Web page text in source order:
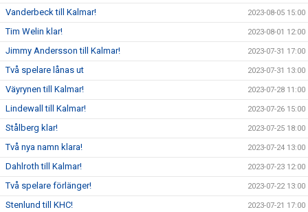
Vanderbeck till Kalmar! 2023-08-05 15:00
Tim Welin klar! 2023-08-01 12:00
Jimmy Andersson till Kalmar! 2023-07-31 17:00
Två spelare lånas ut 2023-07-31 13:00
Väyrynen till Kalmar! 2023-07-28 11:00
Lindewall till Kalmar! 2023-07-26 15:00
Stålberg klar! 2023-07-25 18:00
Två nya namn klara! 2023-07-24 13:00
Dahlroth till Kalmar! 2023-07-23 12:00
Två spelare förlänger! 2023-07-22 13:00
Stenlund till KHC! 2023-07-21 17:00